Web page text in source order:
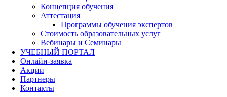
Концепция обучения
Аттестация
Программы обучения экспертов
Стоимость образовательных услуг
Вебинары и Семинары
УЧЕБНЫЙ ПОРТАЛ
Онлайн-заявка
Акции
Партнеры
Контакты